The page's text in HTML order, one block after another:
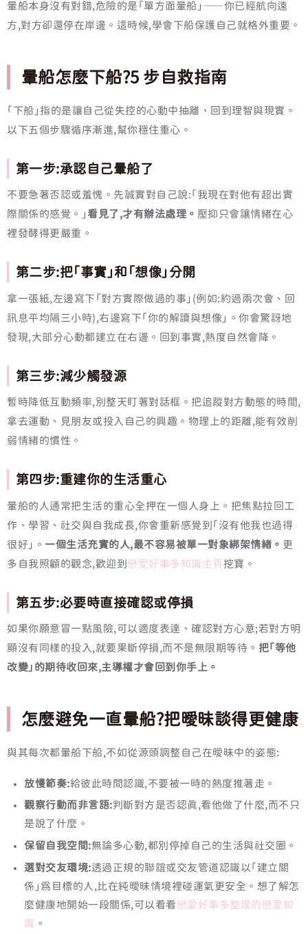
暈船本身沒有對錯,危險的是「單方面暈船」——你已經航向遠
方,對方卻還停在岸邊。這時候,學會下船保護自己就格外重要。
暈船怎麼下船?5 步自救指南
「下船」指的是讓自己從失控的心動中抽離、回到理智與現實。
以下五個步驟循序漸進,幫你穩住重心。
第一步:承認自己暈船了
不要急著否認或羞愧。先誠實對自己說:「我現在對他有超出實
際關係的感覺。」 看見了,才有辦法處理。 壓抑只會讓情緒在心
裡發酵得更嚴重。
第二步:把「事實」和「想像」分開
拿一張紙,左邊寫下「對方實際做過的事」(例如:約過兩次會、回
訊息平均隔三小時),右邊寫下「你的解讀與想像」。你會驚訝地
發現,大部分心動都建立在右邊。回到事實,熱度自然會降。
第三步:減少觸發源
暫時降低互動頻率,別整天盯著對話框。把追蹤對方動態的時間,
拿去運動、見朋友或投入自己的興趣。物理上的距離,能有效削
弱情緒的慣性。
第四步:重建你的生活重心
暈船的人通常把生活的重心全押在一個人身上。把焦點拉回工
作、學習、社交與自我成長,你會重新感覺到「沒有他我也過得
很好」。 一個生活充實的人,最不容易被單一對象綁架情緒。 更
多自我照顧的觀念,歡迎到 戀愛好事多知識主頁 挖寶。
第五步:必要時直接確認或停損
如果你願意冒一點風險,可以適度表達、確認對方心意;若對方明
顯沒有同樣的投入,就要果斷停損,而不是無限期等待。 把「等他
改變」的期待收回來,主導權才會回到你手上。
怎麼避免一直暈船?把曖昧談得更健康
與其每次都暈船下船,不如從源頭調整自己在曖昧中的姿態:
放慢節奏:給彼此時間認識,不要被一時的熱度推著走。
觀察行動而非言語:判斷對方是否認真,看他做了什麼,而不只
是說了什麼。
保留自我空間:無論多心動,都別停掉自己的生活與社交圈。
選對交友環境:透過正規的聯誼或交友管道認識以「建立關
係」為目標的人,比在純曖昧情境裡碰運氣更安全。想了解怎
麼健康地開始一段關係,可以看看 戀愛好事多整理的戀愛知
識 。